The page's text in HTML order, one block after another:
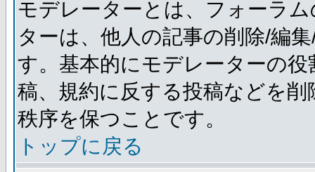
モデレーターとは、フォーラ
ターは、他人の記事の削除/編
す。基本的にモデレーターの
稿、規約に反する投稿などを
秩序を保つことです。
トップに戻る